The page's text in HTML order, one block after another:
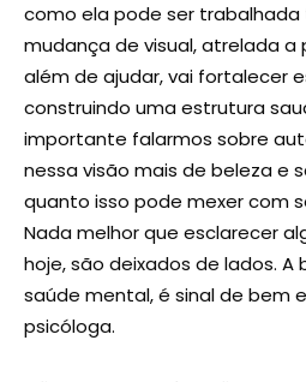
como ela pode ser
mudança de visual, atrelada a
além de ajudar, vai fortalecer
construindo uma estrutura
importante falarmos sobre
nessa visão mais de beleza e
quanto isso pode mexer com
Nada melhor que esclarecer
hoje, são deixados de lados.
saúde mental, é sinal de bem
psicóloga.